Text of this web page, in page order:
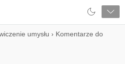
umysłu › Komentarze do